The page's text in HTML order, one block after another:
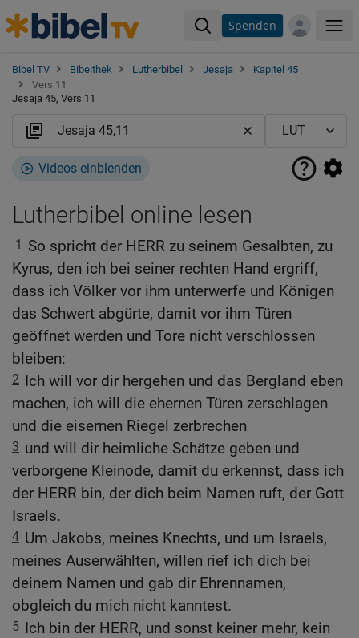
Spenden
Bibel TV Bibelthek Lutherbibel Jesaja
Kapitel 45
Vers 11
Jesaja 45, Vers 11
Videos einblenden
Lutherbibel online lesen
1 So spricht der HERR zu seinem Gesalbten, zu
Kyrus, den ich bei seiner rechten Hand ergriff,
dass ich Völker vor ihm unterwerfe und Königen
das Schwert abgürte, damit vor ihm Türen
geöffnet werden und Tore nicht verschlossen
bleiben:
2 Ich will vor dir hergehen und das Bergland eben
machen, ich will die ehernen Türen zerschlagen
und die eisernen Riegel zerbrechen
3 und will dir heimliche Schätze geben und
verborgene Kleinode, damit du erkennst, dass ich
der HERR bin, der dich beim Namen ruft, der Gott
Israels.
4 Um Jakobs, meines Knechts, und um Israels,
meines Auserwählten, willen rief ich dich bei
deinem Namen und gab dir Ehrennamen,
obgleich du mich nicht kanntest.
5 Ich bin der HERR, und sonst keiner mehr, kein